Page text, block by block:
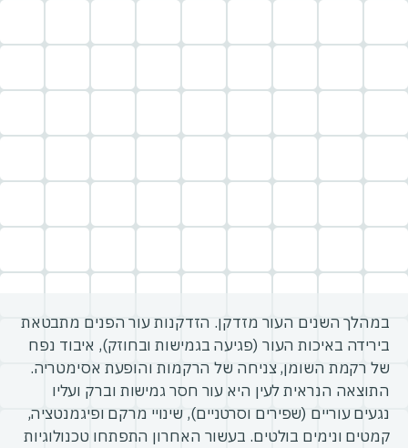
במהלך השנים העור מזדקן. הזדקנות עור הפנים מתבטאת
בירידה באיכות העור (פגיעה בגמישות ובחוזק), איבוד נפח
של רקמת השומן, צניחה של הרקמות והופעת אסימטריה.
התוצאה הנראית לעין היא עור חסר גמישות וברק ועליו
נגעים עוריים (שפירים וסרטניים), שינויי מרקם ופיגמנטציה,
קמטים ונימים בולטים. בעשור האחרון התפתחו טכנולוגיות